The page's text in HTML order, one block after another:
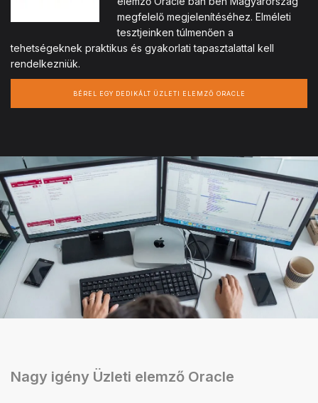
megfelelő megjelenítéséhez. Elméleti
tesztjeinken túlmenően a
tehetségeknek praktikus és gyakorlati tapasztalattal kell
rendelkezniük.
BÉREL EGY DEDIKÁLT ÜZLETI ELEMZŐ ORACLE
Nagy igény Üzleti elemző Oracle